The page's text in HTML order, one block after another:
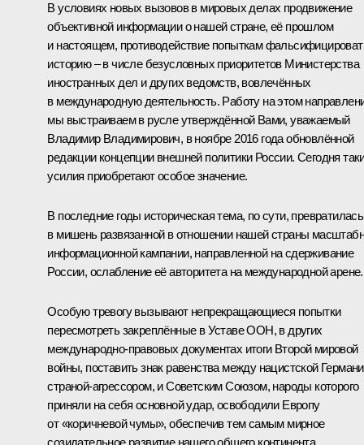
В условиях новых вызовов в мировых делах продвижение
объективной информации о нашей стране, её прошлом
и настоящем, противодействие попыткам
историю – в числе безусловных приоритетов Министерства
иностранных дел и других ведомств, вовлечённых
в международную деятельность. Работу на этом
мы выстраиваем в русле утверждённой Вами, уважаемый
Владимир Владимирович, в ноябре 2016 года обновлённой
редакции концепции внешней политики России. Сегодня
усилия приобретают особое значение.
В последние годы историческая тема, по сути, превратилась
в мишень развязанной в отношении нашей страны
информационной кампании, направленной на сдерживание
России, ослабление её авторитета на международной арене.
Особую тревогу вызывают непрекращающиеся попытки
пересмотреть закреплённые в Уставе ООН, в других
международно-правовых документах итоги Второй мировой
войны, поставить знак равенства между нацистской
страной-агрессором, и Советским Союзом, народы которого
приняли на себя основной удар, освободили Европу
от «коричневой чумы», обеспечив тем самым мирное
созидательное развитие нашего общего континента